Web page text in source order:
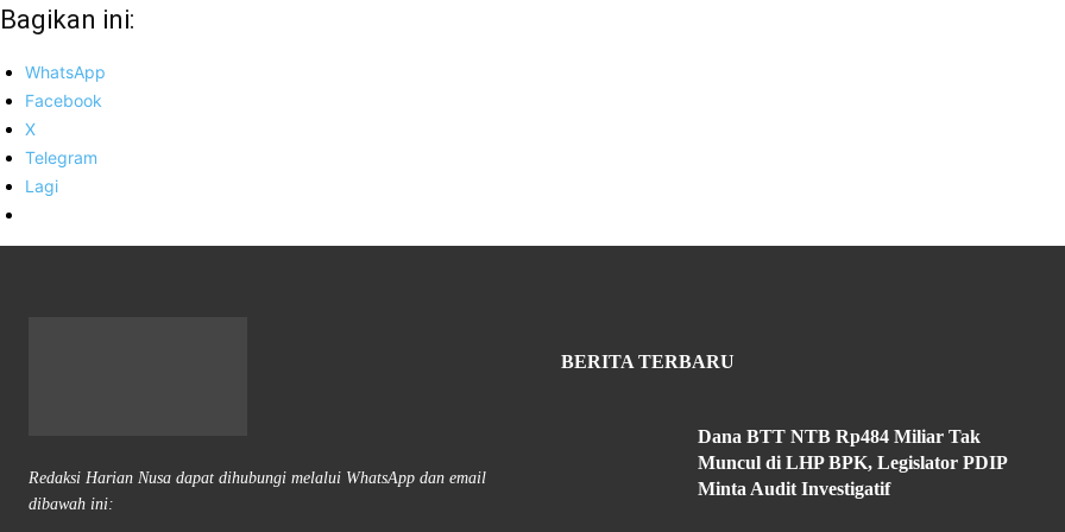
Bagikan ini:
WhatsApp
Facebook
X
Telegram
Lagi
Redaksi Harian Nusa dapat dihubungi melalui WhatsApp dan email
dibawah ini:
BERITA TERBARU
Dana BTT NTB Rp484 Miliar Tak
Muncul di LHP BPK, Legislator PDIP
Minta Audit Investigatif